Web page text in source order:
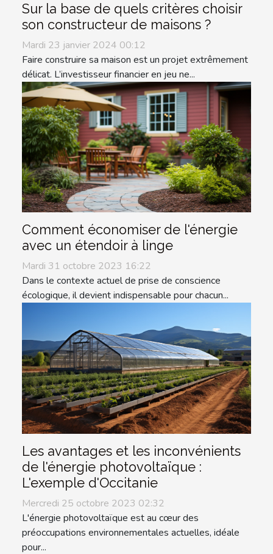
Sur la base de quels critères choisir
son constructeur de maisons ?
Mardi 23 janvier 2024 00:12
Faire construire sa maison est un projet extrêmement
délicat. L’investisseur financier en jeu ne...
Comment économiser de l'énergie
avec un étendoir à linge
Mardi 31 octobre 2023 16:22
Dans le contexte actuel de prise de conscience
écologique, il devient indispensable pour chacun...
Les avantages et les inconvénients
de l'énergie photovoltaïque :
L'exemple d'Occitanie
Mercredi 25 octobre 2023 02:32
L'énergie photovoltaïque est au cœur des
préoccupations environnementales actuelles, idéale
pour...